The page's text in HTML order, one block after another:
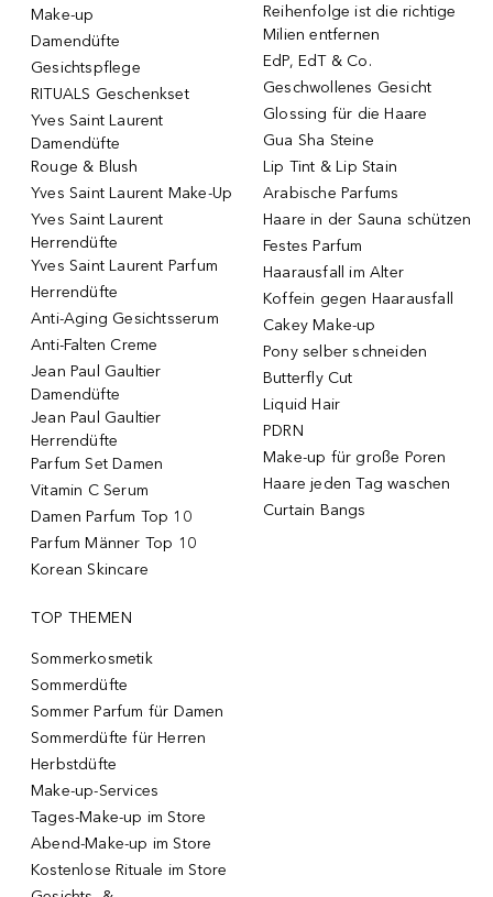
Make-up
Damendüfte
Gesichtspflege
RITUALS Geschenkset
Yves Saint Laurent
Damendüfte
Rouge & Blush
Yves Saint Laurent Make-Up
Yves Saint Laurent
Herrendüfte
Yves Saint Laurent Parfum
Herrendüfte
Anti-Aging Gesichtsserum
Anti-Falten Creme
Jean Paul Gaultier
Damendüfte
Jean Paul Gaultier
Herrendüfte
Parfum Set Damen
Vitamin C Serum
Damen Parfum Top 10
Parfum Männer Top 10
Korean Skincare
Reihenfolge ist die richtige
Milien entfernen
EdP, EdT & Co.
Geschwollenes Gesicht
Glossing für die Haare
Gua Sha Steine
Lip Tint & Lip Stain
Arabische Parfums
Haare in der Sauna schützen
Festes Parfum
Haarausfall im Alter
Koffein gegen Haarausfall
Cakey Make-up
Pony selber schneiden
Butterfly Cut
Liquid Hair
PDRN
Make-up für große Poren
Haare jeden Tag waschen
Curtain Bangs
TOP THEMEN
Sommerkosmetik
Sommerdüfte
Sommer Parfum für Damen
Sommerdüfte für Herren
Herbstdüfte
Make-up-Services
Tages-Make-up im Store
Abend-Make-up im Store
Kostenlose Rituale im Store